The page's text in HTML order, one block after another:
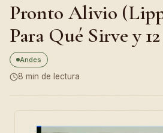
Pronto Alivio
Para Qué Sirve y
Andes
8 min de lectura